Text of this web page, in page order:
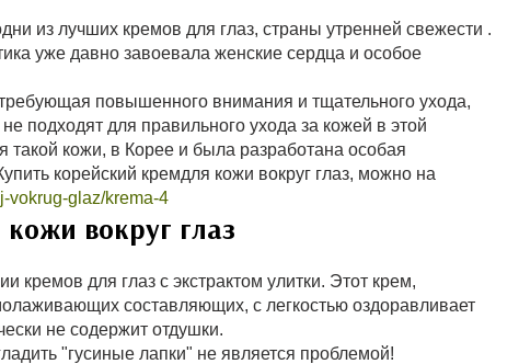
из лучших кремов для глаз, страны утренней свежести .
уже давно завоевала женские сердца и особое
повышенного внимания и тщательного ухода,
подходят для правильного ухода за кожей в этой
такой кожи, в Корее и была разработана особая
корейский кремдля кожи вокруг глаз, можно на
vokrug-glaz/krema-4
вокруг глаз
кремов для глаз с экстрактом улитки. Этот крем,
составляющих, с легкостью оздоравливает
не содержит отдушки.
"гусиные лапки" не является проблемой!